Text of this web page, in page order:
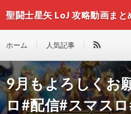
聖闘士星矢 LoJ 攻略動画まと
ホーム 人気記事
9月もよろしくお
ロ#配信#スマス